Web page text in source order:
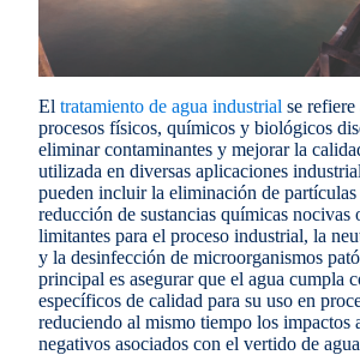
El tratamiento de agua industrial se refiere
procesos físicos, químicos y biológicos
eliminar contaminantes y mejorar la
utilizada en diversas aplicaciones
pueden incluir la eliminación de partículas
reducción de sustancias químicas nocivas
limitantes para el proceso industrial, la
y la desinfección de microorganismos
principal es asegurar que el agua cumpla
específicos de calidad para su uso en
reduciendo al mismo tiempo los impactos
negativos asociados con el vertido de